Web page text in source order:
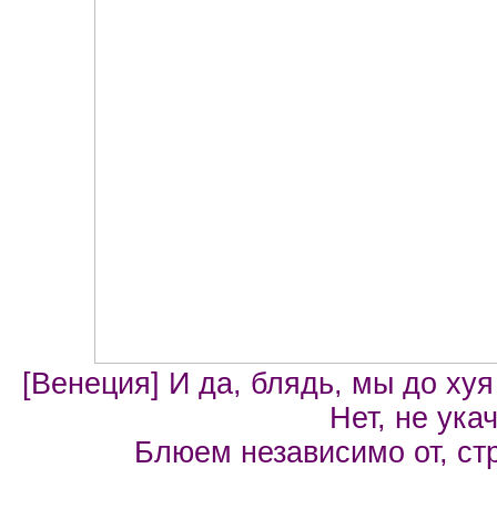
[Венеция] И да, блядь, мы до
Нет, не
Блюем независимо от,